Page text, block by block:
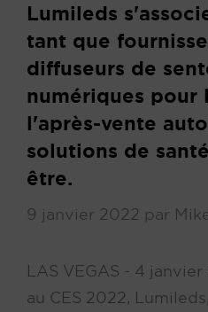
Lumileds
tant que
diffuseurs de
numériques pour
l'après-vente
solutions de
être.
9 janvier 2022 par
LAS VEGAS - 4
au CES 2022,